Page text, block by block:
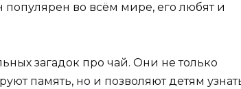
во всём мире, его любят и
загадок про чай. Они не только
память, но и позволяют детям